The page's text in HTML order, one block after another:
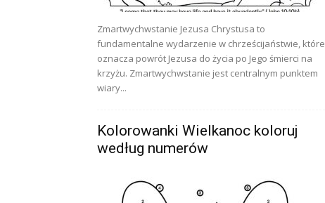
Zmartwychwstanie Jezusa Chrystusa to
fundamentalne wydarzenie w chrześcijaństwie, które
oznacza powrót Jezusa do życia po Jego śmierci na
krzyżu. Zmartwychwstanie jest centralnym punktem
wiary...
Kolorowanki Wielkanoc koloruj
według numerów